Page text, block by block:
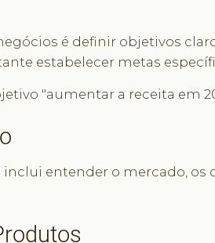
é definir objetivos
estabelecer metas
"aumentar a receita em
entender o mercado,